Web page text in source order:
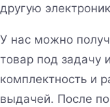
другую
У нас можно
товар под задачу
комплектность и
выдачей. После